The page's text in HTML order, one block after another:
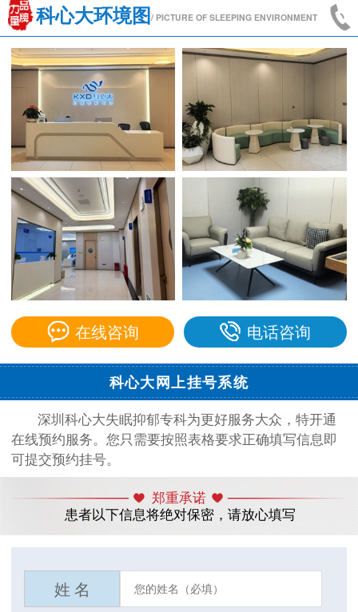
科心大环境图/ PICTURE OF SLEEPING ENVIRONMENT
在线咨询 电话咨询
科心大网上挂号系统
深圳科心大失眠抑郁专科为更好服务大众，特开通
在线预约服务。您只需要按照表格要求正确填写信息即
可提交预约挂号。
郑重承诺
患者以下信息将绝对保密，请放心填写
姓 名